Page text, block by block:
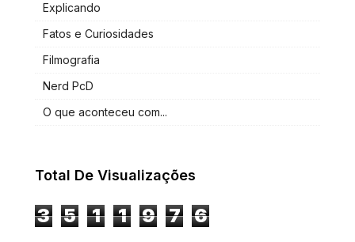
Explicando
Fatos e Curiosidades
Filmografia
Nerd PcD
O que aconteceu com...
Total De Visualizações
3 5 1 1 9 7 6